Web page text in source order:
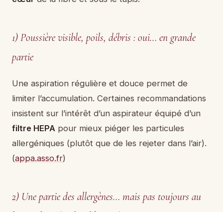
1) Poussière visible, poils, débris : oui… en grande
partie
Une aspiration régulière et douce permet de
limiter l’accumulation. Certaines recommandations
insistent sur l’intérêt d’un aspirateur équipé d’un
filtre HEPA pour mieux piéger les particules
allergéniques (plutôt que de les rejeter dans l’air).
(appa.asso.fr)
2) Une partie des allergènes… mais pas toujours au